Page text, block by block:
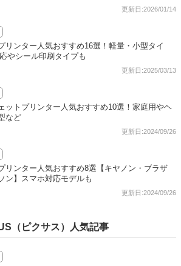
更新日:2026/01/14
リンター人気おすすめ16選！軽量・小型タイ
やシール印刷タイプも
更新日:2025/03/13
ットプリンター人気おすすめ10選！家庭用やヘ
など
更新日:2024/09/26
リンター人気おすすめ8選【キヤノン・ブラザ
ン】スマホ対応モデルも
更新日:2024/09/26
（ピクサス）人気記事